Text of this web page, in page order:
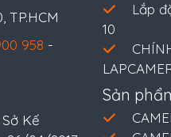
TP.HCM
958 -
Kế
Lắp
10
Sản